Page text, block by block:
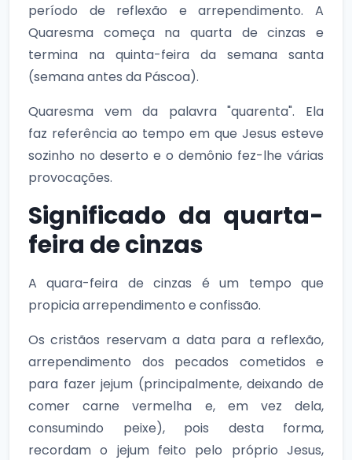
período de reflexão e arrependimento. A
Quaresma começa na quarta de cinzas e
termina na quinta-feira da semana santa
(semana antes da Páscoa).
Quaresma vem da palavra "quarenta". Ela
faz referência ao tempo em que Jesus esteve
sozinho no deserto e o demônio fez-lhe várias
provocações.
Significado da quarta-
feira de cinzas
A quara-feira de cinzas é um tempo que
propicia arrependimento e confissão.
Os cristãos reservam a data para a reflexão,
arrependimento dos pecados cometidos e
para fazer jejum (principalmente, deixando de
comer carne vermelha e, em vez dela,
consumindo peixe), pois desta forma,
recordam o jejum feito pelo próprio Jesus,